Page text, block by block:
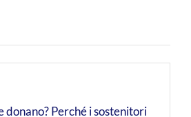
donano? Perché i sostenitori